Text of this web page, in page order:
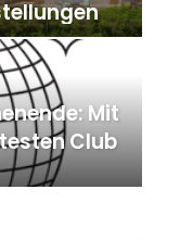
Für…
Mit
Club